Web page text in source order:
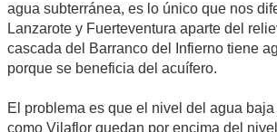
agua subterránea, es lo único que nos
Lanzarote y Fuerteventura aparte del
cascada del Barranco del Infierno tiene
porque se beneficia del acuífero.
El problema es que el nivel del agua
como Vilaflor quedan por encima del